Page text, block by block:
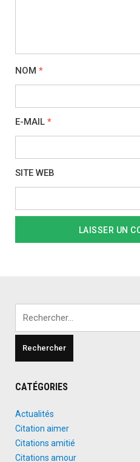
NOM *
E-MAIL *
SITE WEB
CATÉGORIES
Actualités
Citation aimer
Citations amitié
Citations amour